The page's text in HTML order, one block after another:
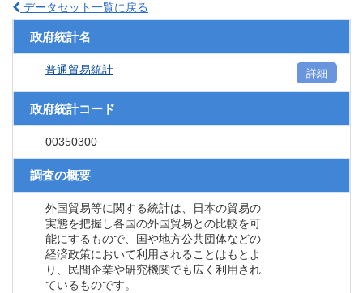
データセット一覧に戻る
政府統計名
普通貿易統計 詳細
政府統計コード
00350300
調査の概要
外国貿易等に関する統計は、日本の貿易の
実態を把握し各国の外国貿易との比較を可
能にするもので、国や地方公共団体などの
経済政策において利用されることはもとよ
り、民間企業や研究機関でも広く利用され
ているものです。